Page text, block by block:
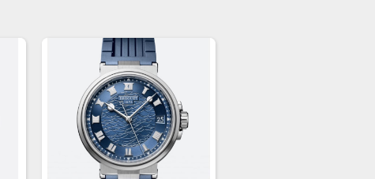
ケース径 39mm リューズ含まず
うでまわり 最大約18.5cm